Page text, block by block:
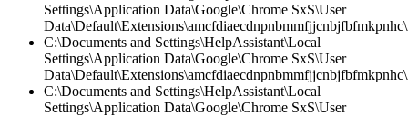
Settings\Application Data\Google\Chrome SxS\User
C:\Documents and Settings\HelpAssistant\Local
Settings\Application Data\Google\Chrome SxS\User
C:\Documents and Settings\HelpAssistant\Local
Settings\Application Data\Google\Chrome SxS\User